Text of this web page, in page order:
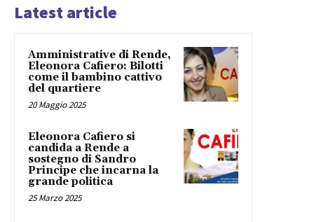
Latest article
Amministrative di Rende,
Eleonora Cafiero: Bilotti
come il bambino cattivo
del quartiere
20 Maggio 2025
Eleonora Cafiero si
candida a Rende a
sostegno di Sandro
Principe che incarna la
grande politica
25 Marzo 2025